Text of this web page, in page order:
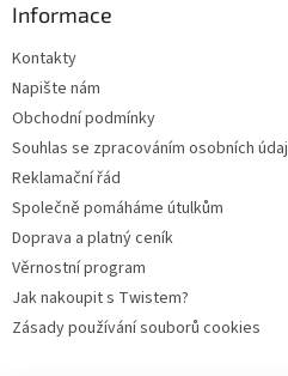
Informace
Kontakty
Napište nám
Obchodní podmínky
Souhlas se zpracováním osobních
Reklamační řád
Společně pomáháme útulkům
Doprava a platný ceník
Věrnostní program
Jak nakoupit s Twistem?
Zásady používání souborů cookies